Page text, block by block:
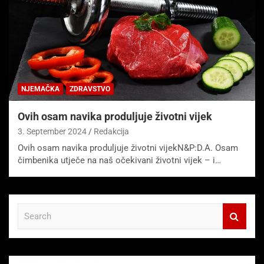
NJEMAČKA ZDRAVSTVO
Ovih osam navika produljuje životni vijek
3. September 2024 Redakcija
Ovih osam navika produljuje životni vijekN&P:D.A. Osam
čimbenika utječe na naš očekivani životni vijek – i…
c